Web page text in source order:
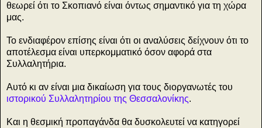
θεωρεί ότι το Σκοπιανό είναι όντως σημαντικό για τη χώρα
μας.
Το ενδιαφέρον επίσης είναι ότι οι αναλύσεις δείχνουν ότι το
αποτέλεσμα είναι υπερκομματικό όσον αφορά στα
Συλλαλητήρια.
Αυτό κι αν είναι μια δικαίωση για τους διοργανωτές του
ιστορικού Συλλαλητηρίου της Θεσσαλονίκης.
Και η θεσμική προπαγάνδα θα δυσκολευτεί να κατηγορεί